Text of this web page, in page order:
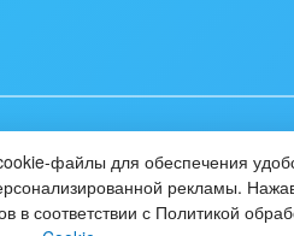
«1С-Битрикс». Работает на «1С-
файлы для обеспечения
рекламы.
в соответствии с Политикой